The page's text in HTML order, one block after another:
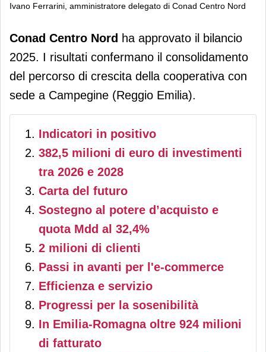
Ivano Ferrarini, amministratore delegato di Conad Centro Nord
Conad Centro Nord consolida il
percorso di crescita: nel 2025 2,1
miliardi di vendite
Conad Centro Nord ha approvato il bilancio
2025. I risultati confermano il consolidamento
del percorso di crescita della cooperativa con
sede a Campegine (Reggio Emilia).
Indicatori in positivo
382,5 milioni di euro di investimenti
tra 2026 e 2028
Carta del futuro
Sostegno al potere d’acquisto e
quota Mdd al 32,4%
2 milioni di clienti
Passi in avanti per l'e-commerce
Efficienza e servizio
Progressi per la sosenibilità
In Emilia-Romagna oltre 924 milioni
di fatturato